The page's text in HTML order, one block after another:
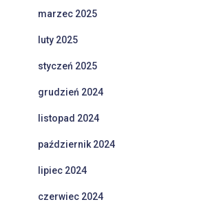
marzec 2025
luty 2025
styczeń 2025
grudzień 2024
listopad 2024
październik 2024
lipiec 2024
czerwiec 2024